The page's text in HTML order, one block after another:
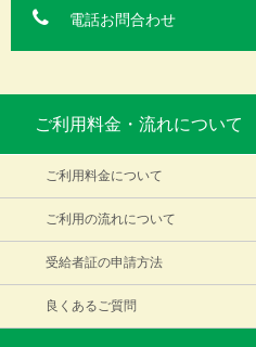
ご利用料金・流れについて
ご利用料金について
ご利用の流れについて
受給者証の申請方法
良くあるご質問
電話お問合わせ